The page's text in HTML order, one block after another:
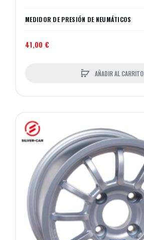
MEDIDOR DE PRESIÓN DE NEUMÁTICOS
41,00 €
AÑADIR AL CARRITO